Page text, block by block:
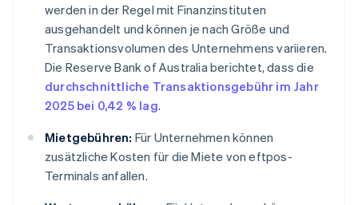
werden in der Regel mit Finanzinstituten
ausgehandelt und können je nach Größe und
Transaktionsvolumen des Unternehmens variieren.
Die Reserve Bank of Australia berichtet, dass die
durchschnittliche Transaktionsgebühr im Jahr
2025 bei 0,42 % lag.
Mietgebühren: Für Unternehmen können
zusätzliche Kosten für die Miete von eftpos-
Terminals anfallen.